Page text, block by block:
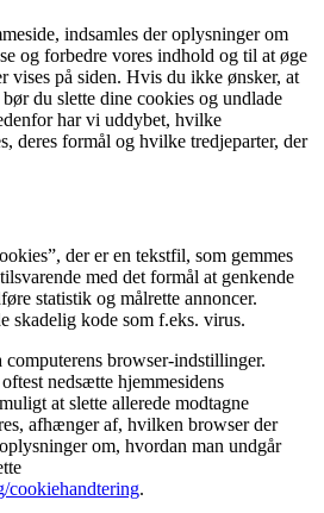
indsamles der oplysninger om
og forbedre vores indhold og til at øge
vises på siden. Hvis du ikke ønsker, at
du slette dine cookies og undlade
har vi uddybet, hvilke
deres formål og hvilke tredjeparter, der
der er en tekstfil, som gemmes
med det formål at genkende
statistik og målrette annoncer.
skadelig kode som f.eks. virus.
browser-indstillinger.
nedsætte hjemmesidens
at slette allerede modtagne
afhænger af, hvilken browser der
om, hvordan man undgår
cookiehandtering.